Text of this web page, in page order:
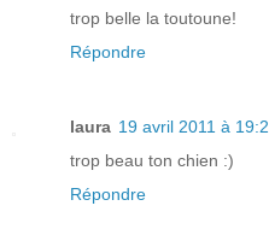
trop belle la toutoune!
Répondre
laura 19 avril 2011 à
trop beau ton chien :)
Répondre